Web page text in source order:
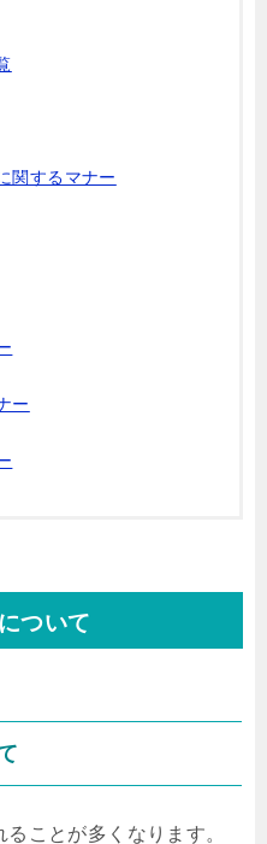
関するマナー
ー
ついて
ことが多くなります。